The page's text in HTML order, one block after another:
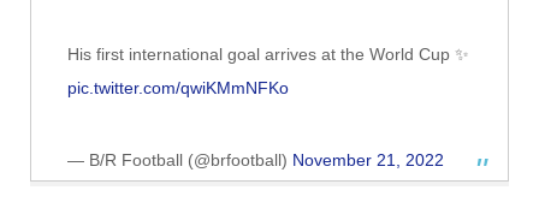
His first international goal arrives at the World Cup ✨
pic.twitter.com/qwiKMmNFKo
— B/R Football (@brfootball) November 21, 2022